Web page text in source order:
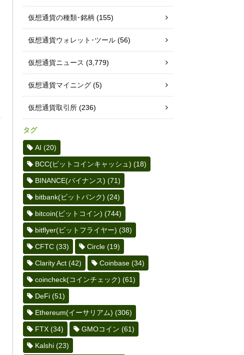
仮想通貨の種類･銘柄 (155)
仮想通貨ウォレット･ツール (56)
仮想通貨ニュース (3,779)
仮想通貨マイニング (5)
仮想通貨取引所 (236)
タグ
AI (20)
BCC(ビットコインキャッシュ) (18)
BINANCE(バイナンス) (71)
bitbank(ビットバンク) (24)
bitcoin(ビットコイン) (744)
bitflyer(ビットフライヤー) (38)
CFTC (33) Circle (19)
Clarity Act (42) Coinbase (34)
coincheck(コインチェック) (61)
DeFi (51)
Ethereum(イーサリアム) (306)
FTX (34) GMOコイン (61)
Kalshi (23)